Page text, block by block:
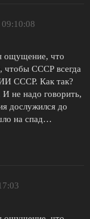
09:10:08
ощущение, что
чтобы СССР всегда
СССР. Как так?
не надо говорить,
дослужился до
на спад…